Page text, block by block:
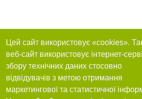
Цей сайт використовує «cookies».
веб-сайт використовує інтернет-
збору технічних даних стосовно
відвідувачів з метою отримання
маркетингової та статистичної